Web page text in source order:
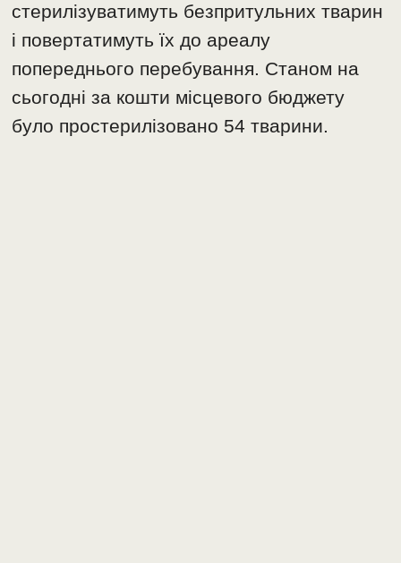
стерилізуватимуть безпритульних тварин
і повертатимуть їх до ареалу
попереднього перебування. Станом на
сьогодні за кошти місцевого бюджету
було простерилізовано 54 тварини.